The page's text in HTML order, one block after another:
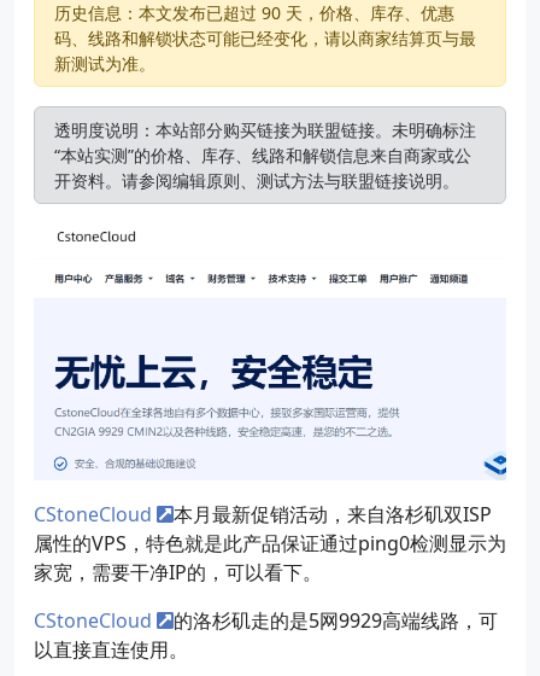
历史信息：本文发布已超过 90 天，价格、库存、优惠
码、线路和解锁状态可能已经变化，请以商家结算页与最
新测试为准。
透明度说明：本站部分购买链接为联盟链接。未明确标注
“本站实测”的价格、库存、线路和解锁信息来自商家或公
开资料。请参阅编辑原则、 测试方法与联盟链接说明。
CStoneCloud
本月最新促销活动，来自洛杉矶双ISP
属性的VPS，特色就是此产品保证通过ping0检测显示为
家宽，需要干净IP的，可以看下。
CStoneCloud
的洛杉矶走的是5网9929高端线路，可
以直接直连使用。